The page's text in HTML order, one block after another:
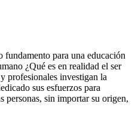
para una educación
¿Qué es en realidad el ser
profesionales investigan la
sus esfuerzos para
personas, sin importar su origen,